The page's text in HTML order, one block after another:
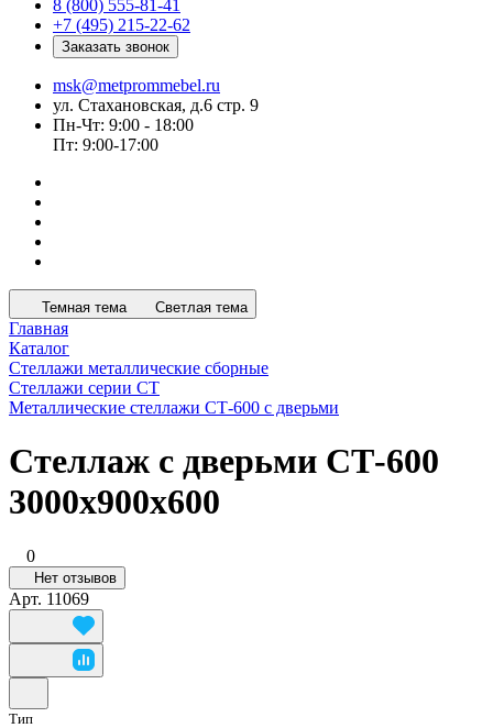
8 (800) 555-81-41
+7 (495) 215-22-62
Заказать звонок
msk@metprommebel.ru
ул. Стахановская, д.6 стр. 9
Пн-Чт: 9:00 - 18:00
Пт: 9:00-17:00
Темная тема Светлая тема
Главная
Каталог
Стеллажи металлические сборные
Стеллажи серии СТ
Металлические стеллажи СТ-600 с дверьми
Стеллаж с дверьми СТ-600
3000x900x600
0
Нет отзывов
Арт. 11069
Тип